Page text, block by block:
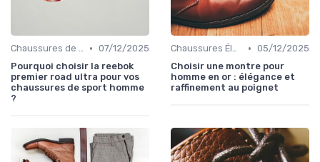
Chaussures de Sport • 07/12/2025
Pourquoi choisir la reebok
premier road ultra pour vos
chaussures de sport homme
?
Chaussures Élégantes et de Cérémonie • 05/12/2025
Choisir une montre pour
homme en or : élégance et
raffinement au poignet